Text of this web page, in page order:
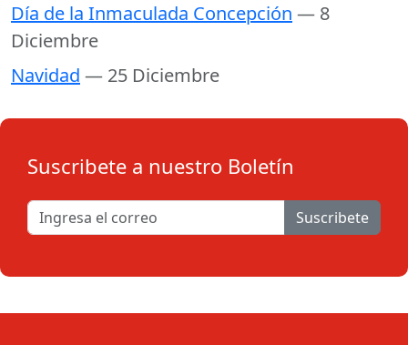
Día de la Inmaculada Concepción — 8
Diciembre
Navidad — 25 Diciembre
Suscribete a nuestro Boletín
Suscribete